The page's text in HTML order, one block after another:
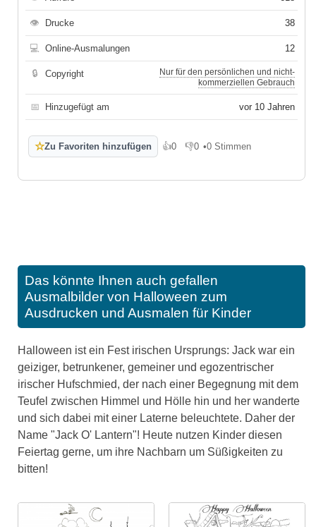
👁 Drucke 38
💻 Online-Ausmalungen 12
🔒 Copyright
Nur für den persönlichen und nicht-
kommerziellen Gebrauch
📅 Hinzugefügt am vor 10 Jahren
☆Zu Favoriten hinzufügen 👍0
Gefällt mir
👎0
Gefällt mir nicht
•0 Stimmen
Das könnte Ihnen auch gefallen
Ausmalbilder von Halloween zum
Ausdrucken und Ausmalen für Kinder
Halloween ist ein Fest irischen Ursprungs: Jack war ein
geiziger, betrunkener, gemeiner und egozentrischer
irischer Hufschmied, der nach einer Begegnung mit dem
Teufel zwischen Himmel und Hölle hin und her wanderte
und sich dabei mit einer Laterne beleuchtete. Daher der
Name "Jack O' Lantern"! Heute nutzen Kinder diesen
Feiertag gerne, um ihre Nachbarn um Süßigkeiten zu
bitten!